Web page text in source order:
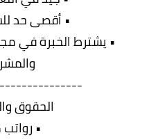
• أقصى حد للسن:
• يشترط الخبرة في
الحقوق
•